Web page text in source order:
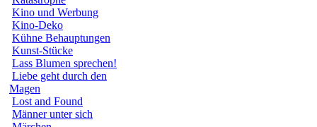
Kino und Werbung
Kino-Deko
Kühne Behauptungen
Kunst-Stücke
Lass Blumen sprechen!
Liebe geht durch den
Magen
Lost and Found
Männer unter sich